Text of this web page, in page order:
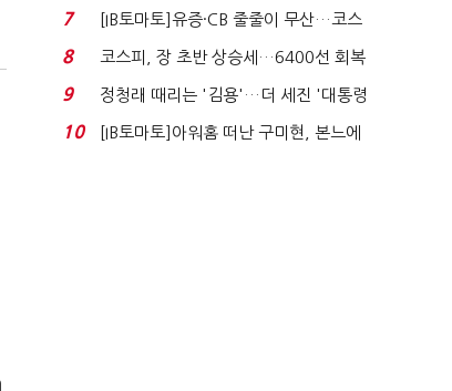
격…추미애, 20년...
7
[IB토마토]유증·CB 줄줄이 무산…코스
닥 벌점 급증에 ...
8
코스피, 장 초반 상승세…6400선 회복
시도
9
정청래 때리는 '김용'…더 세진 '대통령
최측근' 입...
10
[IB토마토]아워홈 떠난 구미현, 본느에